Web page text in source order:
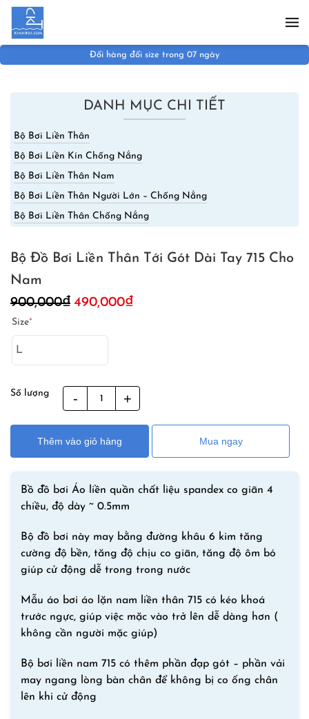
Skip to main content
Đổi hàng đổi size trong 07 ngày
DANH MỤC CHI TIẾT
Bộ Bơi Liền Thân
Bộ Bơi Liền Kín Chống Nắng
Bộ Bơi Liền Thân Nam
Bộ Bơi Liền Thân Người Lớn – Chống Nắng
Bộ Bơi Liền Thân Chống Nắng
Bộ Đồ Bơi Liền Thân Tới Gót Dài Tay 715 Cho
Nam
900,000₫ Giá
490,000₫Giá
Size*
Số lượng
Đồ
Bơi
Liền
Thân
Gót
Dài
715
Cho
Nam
số
Thêm vào giỏ hàng Mua ngay
Bồ đồ bơi Áo liền quần chất liệu spandex co giãn 4
chiều, độ dày ~ 0.5mm
Bộ đồ bơi này may bằng đường khâu 6 kim tăng
cường độ bền, tăng độ chịu co giãn, tăng độ ôm bó
giúp cử động dễ trong trong nước
Mẫu áo bơi áo lặn nam liền thân 715 có kéo khoá
trước ngực, giúp việc mặc vào trở lên dễ dàng hơn (
không cần người mặc giúp)
Bộ bơi liền nam 715 có thêm phần đạp gót – phần vải
may ngang lòng bàn chân để không bị co ống chân
lên khi cử động